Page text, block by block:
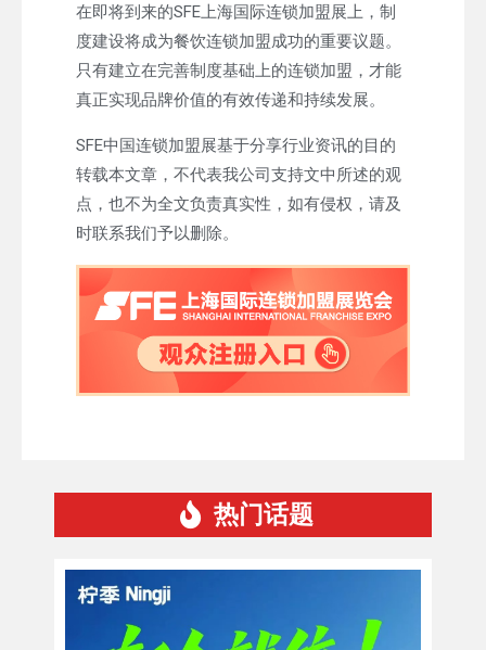
在即将到来的SFE上海国际连锁加盟展上，制
度建设将成为餐饮连锁加盟成功的重要议题。
只有建立在完善制度基础上的连锁加盟，才能
真正实现品牌价值的有效传递和持续发展。
SFE中国连锁加盟展基于分享行业资讯的目的
转载本文章，不代表我公司支持文中所述的观
点，也不为全文负责真实性，如有侵权，请及
时联系我们予以删除。
热门话题